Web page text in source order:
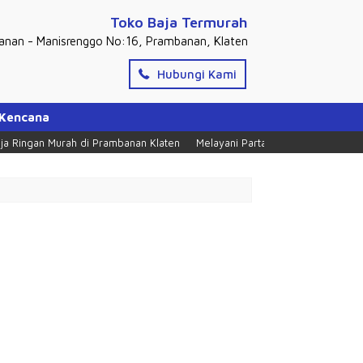
Toko Baja Termurah
- Manisrenggo No:16, Prambanan, Klaten
Hubungi Kami
Murah di Prambanan Klaten Melayani Partai Dan Ecer, Tlpn =